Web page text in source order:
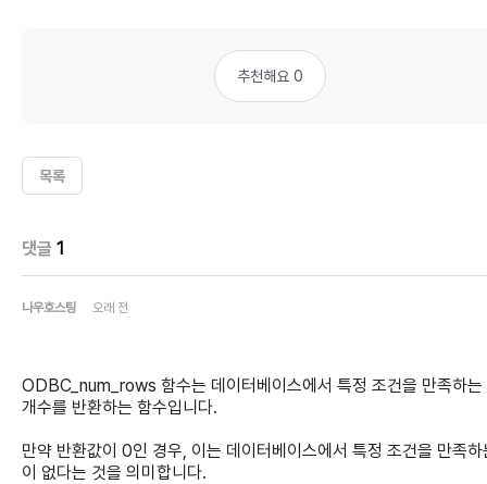
추천해요 0
목록
댓글 1
나우호스팅 오래 전
ODBC_num_rows 함수는 데이터베이스에서 특정 조건을 만족하는
개수를 반환하는 함수입니다.
만약 반환값이 0인 경우, 이는 데이터베이스에서 특정 조건을 만족하
이 없다는 것을 의미합니다.